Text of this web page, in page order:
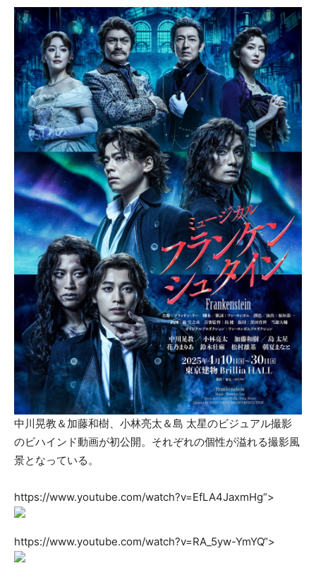
中川晃教＆加藤和樹、小林亮太＆島 太星のビジュアル撮影
のビハインド動画が初公開。それぞれの個性が溢れる撮影風
景となっている。
https://www.youtube.com/watch?v=EfLA4JaxmHg“>
https://www.youtube.com/watch?v=RA_5yw-YmYQ“>